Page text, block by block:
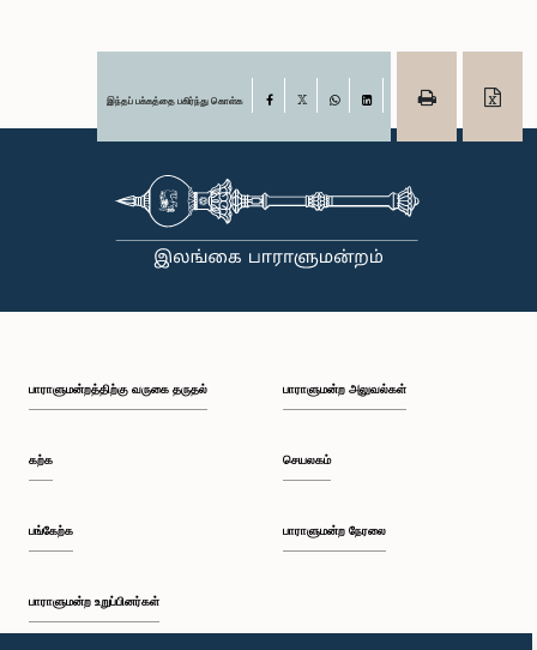
இந்தப் பக்கத்தை பகிர்ந்து கொள்க Facebook
பாராளுமன்றத்திற்கு வருகை தருதல்
கற்க
பங்கேற்க
பாராளுமன்ற உறுப்பினர்கள்
பாராளுமன்ற அலுவல்கள்
செயலகம்
பாராளுமன்ற நேரலை